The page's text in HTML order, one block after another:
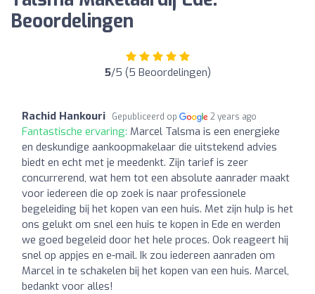
Beoordelingen
5/5 (5 Beoordelingen)
Rachid Hankouri Gepubliceerd op 2 years ago
Fantastische ervaring: Marcel Talsma is een energieke
en deskundige aankoopmakelaar die uitstekend advies
biedt en echt met je meedenkt. Zijn tarief is zeer
concurrerend, wat hem tot een absolute aanrader maakt
voor iedereen die op zoek is naar professionele
begeleiding bij het kopen van een huis. Met zijn hulp is het
ons gelukt om snel een huis te kopen in Ede en werden
we goed begeleid door het hele proces. Ook reageert hij
snel op appjes en e-mail. Ik zou iedereen aanraden om
Marcel in te schakelen bij het kopen van een huis. Marcel,
bedankt voor alles!